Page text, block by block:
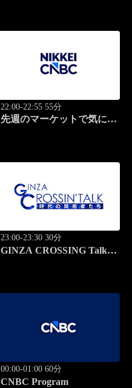
22:00-22:55 55分
先週のマーケットで気にな
23:00-23:30 30分
GINZA CROSSING Talk
00:00-01:00 60分
CNBC Program